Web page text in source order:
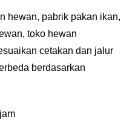
hewan, pabrik pakan ikan,
toko hewan
cetakan dan jalur
berdasarkan